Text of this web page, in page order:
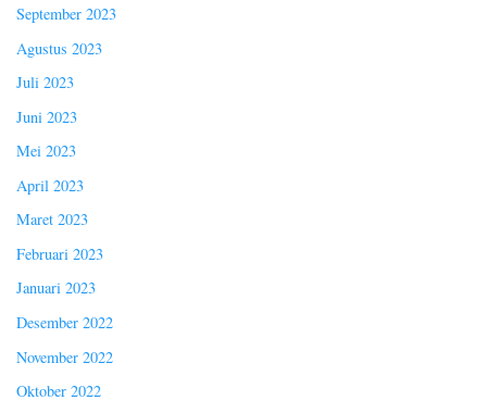
September 2023
Agustus 2023
Juli 2023
Juni 2023
Mei 2023
April 2023
Maret 2023
Februari 2023
Januari 2023
Desember 2022
November 2022
Oktober 2022